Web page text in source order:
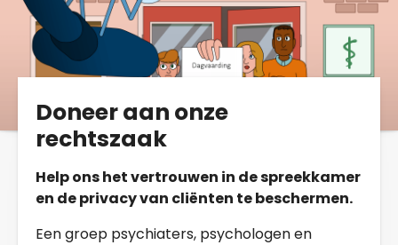
Doneer aan onze
rechtszaak
Help ons het vertrouwen in de spreekkamer
en de privacy van cliënten te beschermen.
Een groep psychiaters, psychologen en